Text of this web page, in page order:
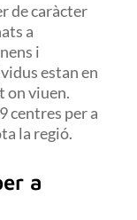
de caràcter
a
i
estan en
on viuen.
centres per a
la regió.
a